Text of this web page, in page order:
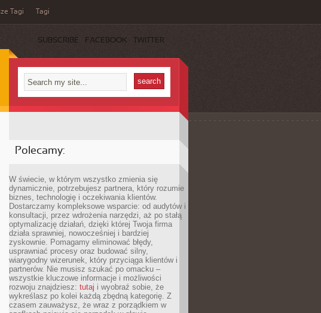
Tagi Tagi
SUBSCRIBE FACEBOOK TWITTER
Polecamy:
W świecie, w którym wszystko zmienia się
dynamicznie, potrzebujesz partnera, który rozumie
biznes, technologię i oczekiwania klientów.
Dostarczamy kompleksowe wsparcie: od audytów i
konsultacji, przez wdrożenia narzędzi, aż po stałą
optymalizację działań, dzięki której Twoja firma
działa sprawniej, nowocześniej i bardziej
zyskownie. Pomagamy eliminować błędy,
usprawniać procesy oraz budować silny,
wiarygodny wizerunek, który przyciąga klientów i
partnerów. Nie musisz szukać po omacku –
wszystkie kluczowe informacje i możliwości
rozwoju znajdziesz: tutaj i wyobraź sobie, że
wykreślasz po kolei każdą zbędną kategorię. Z
czasem zauważysz, że wraz z porządkiem w